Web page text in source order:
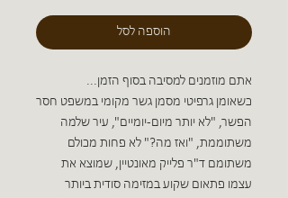
הוספה לסל
אתם מוזמנים למסיבה בסוף הזמן...
כשאומן גרפיטי מסמן גשר מקומי במשפט חסר
הפשר, "לא יותר מיום-יומיים", עיר שלמה
משתוממת, "ואז מה?" לא פחות מכולם
משתומם ד"ר פלייק מאונטיין, שמוצא את
עצמו פתאום שקוע במזימה סודית ביותר